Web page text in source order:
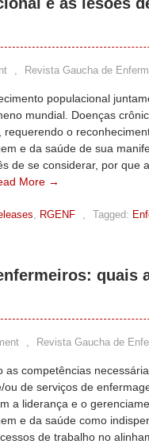
, Revista Gaucha de
populacional
mundial. Doenças
requerendo o
e da saúde de sua
de se considerar, por que
More →
, RGENF , Tagged:
quais
, Revista Gaucha de
as competências
ou de serviços de
a liderança e o
e da saúde como
de trabalho no